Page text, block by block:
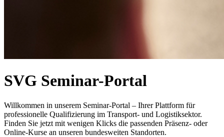
SVG Seminar-Portal
Willkommen in unserem Seminar-Portal – Ihrer Plattform für
professionelle Qualifizierung im Transport- und Logistiksektor.
Finden Sie jetzt mit wenigen Klicks die passenden Präsenz- oder
Online-Kurse an unseren bundesweiten Standorten.